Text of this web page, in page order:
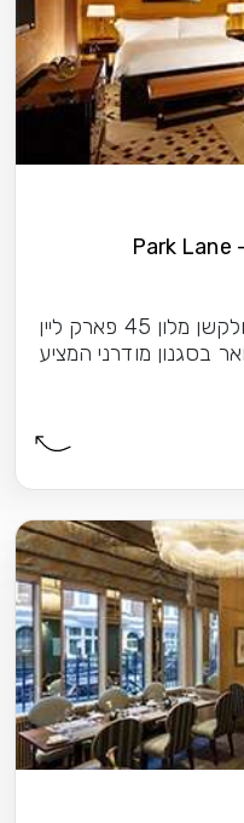
מלון 45 פארק ליין דורצ'סטר קולקשן מלון 45 פארק ליין
בסגנון מודרני המציע